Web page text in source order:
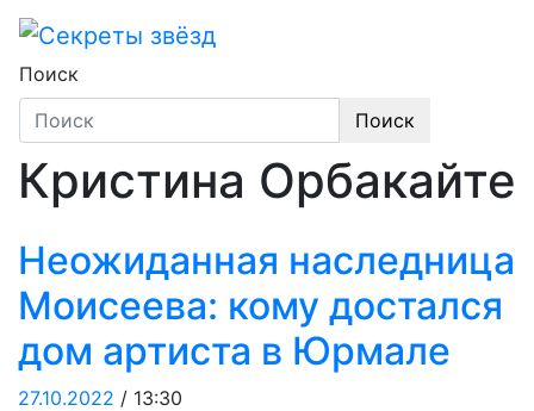
Skip
content
Секреты звёзд
Новости, истории звёзд шоу-бизнеса,
Поиск
Поиск
Кристина Орбакайте
Неожиданная наследница
Моисеева: кому достался
дом артиста в Юрмале
27.10.2022 / 13:30